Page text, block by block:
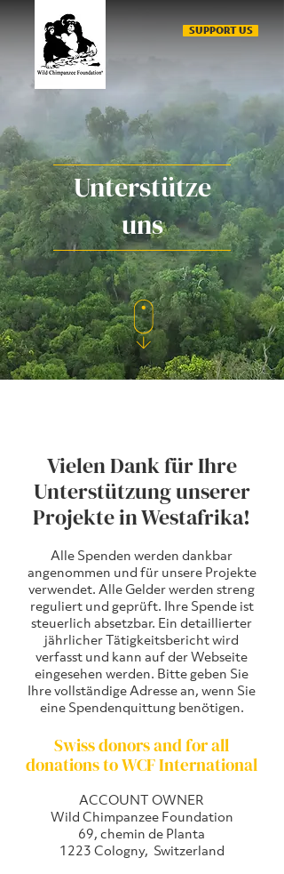
SUPPORT US
Unterstütze
uns
Vielen Dank für Ihre
Unterstützung unserer
Projekte in Westafrika!
Alle Spenden werden dankbar
angenommen und für unsere Projekte
verwendet. Alle Gelder werden streng
reguliert und geprüft. Ihre Spende ist
steuerlich absetzbar. Ein detaillierter
jährlicher Tätigkeitsbericht wird
verfasst und kann auf der Webseite
eingesehen werden. Bitte geben Sie
Ihre vollständige Adresse an, wenn Sie
eine Spendenquittung benötigen.
Swiss donors and for all
donations to WCF International
ACCOUNT OWNER
Wild Chimpanzee Foundation
69, chemin de Planta
1223 Cologny, Switzerland